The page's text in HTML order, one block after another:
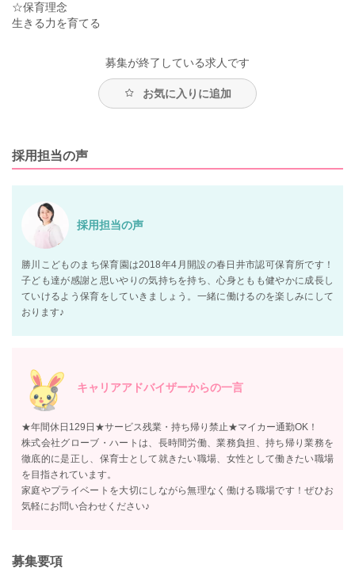
☆保育理念
生きる力を育てる
募集が終了している求人です
お気に入りに追加
採用担当の声
採用担当の声
勝川こどものまち保育園は2018年4月開設の春日井市認可保育所です！
子ども達が感謝と思いやりの気持ちを持ち、心身ともも健やかに成長し
ていけるよう保育をしていきましょう。一緒に働けるのを楽しみにして
おります♪
キャリアアドバイザーからの一言
★年間休日129日★サービス残業・持ち帰り禁止★マイカー通勤OK！
株式会社グローブ・ハートは、長時間労働、業務負担、持ち帰り業務を
徹底的に是正し、保育士として就きたい職場、女性として働きたい職場
を目指されています。
家庭やプライベートを大切にしながら無理なく働ける職場です！ぜひお
気軽にお問い合わせください♪
募集要項